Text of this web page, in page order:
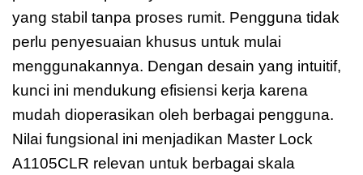
yang stabil tanpa proses rumit. Pengguna tidak
perlu penyesuaian khusus untuk mulai
menggunakannya. Dengan desain yang intuitif,
kunci ini mendukung efisiensi kerja karena
mudah dioperasikan oleh berbagai pengguna.
Nilai fungsional ini menjadikan Master Lock
A1105CLR relevan untuk berbagai skala